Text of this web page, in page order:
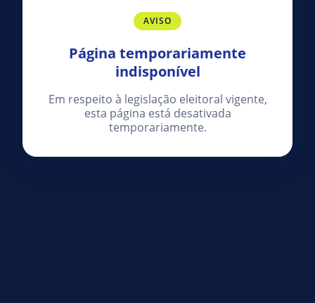
AVISO
Página temporariamente
indisponível
Em respeito à legislação eleitoral vigente,
esta página está desativada
temporariamente.